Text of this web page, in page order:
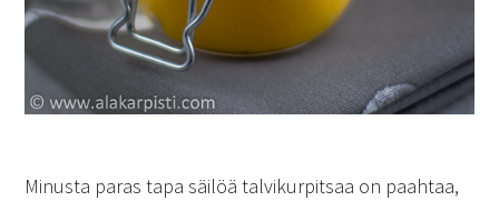
Minusta paras tapa säilöä talvikurpitsaa on paahtaa,